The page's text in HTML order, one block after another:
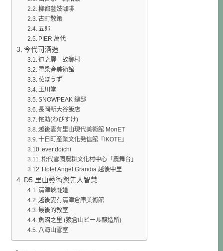
柳都藝妓咖啡
古町散策
五郎
PIER 萬代
今代司酒造
道之驛 故鄉村
雪梁舎美術館
葱ぼうず
玉川堂
SNOWPEAK 總部
長岡新大谷飯店
侘助(わびすけ)
越後妻有里山現代美術館 MonET
十日町産業文化発信館『IKOTE』
ever.doichi
松代雪國農耕文化村中心「農舞台」
Hotel Angel Grandia 越後中里
D5 里山藝術與先人智慧
清津峽隧道
越後妻有清津倉庫美術館
最後的教室
魚沼之里 (猿倉山ビール醸造所)
八海山雪室